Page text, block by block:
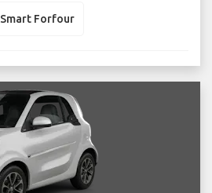
Smart Forfour